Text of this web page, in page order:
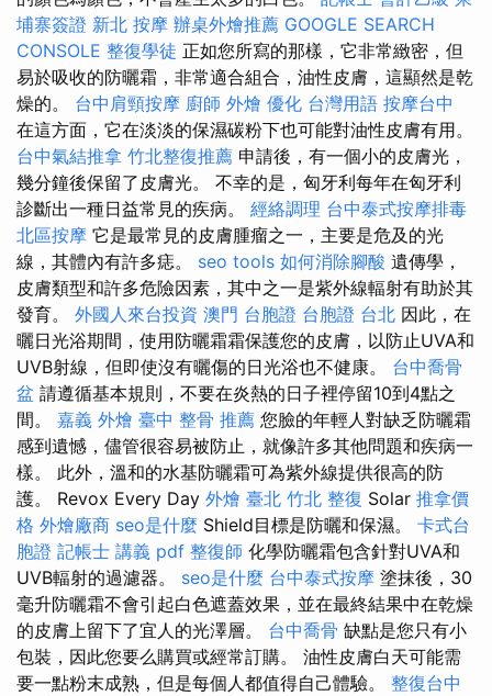
埔寨簽證 新北 按摩 辦桌外燴推薦 GOOGLE SEARCH
CONSOLE 整復學徒 正如您所寫的那樣，它非常緻密，但
易於吸收的防曬霜，非常適合組合，油性皮膚，這顯然是乾
燥的。 台中肩頸按摩 廚師 外燴 優化 台灣用語 按摩台中
在這方面，它在淡淡的保濕碳粉下也可能對油性皮膚有用。
台中氣結推拿 竹北整復推薦 申請後，有一個小的皮膚光，
幾分鐘後保留了皮膚光。 不幸的是，匈牙利每年在匈牙利
診斷出一種日益常見的疾病。 經絡調理 台中泰式按摩排毒
北區按摩 它是最常見的皮膚腫瘤之一，主要是危及的光
線，其體內有許多痣。 seo tools 如何消除腳酸 遺傳學，
皮膚類型和許多危險因素，其中之一是紫外線輻射有助於其
發育。 外國人來台投資 澳門 台胞證 台胞證 台北 因此，在
曬日光浴期間，使用防曬霜霜保護您的皮膚，以防止UVA和
UVB射線，但即使沒有曬傷的日光浴也不健康。 台中喬骨
盆 請遵循基本規則，不要在炎熱的日子裡停留10到4點之
間。 嘉義 外燴 臺中 整骨 推薦 您臉的年輕人對缺乏防曬霜
感到遺憾，儘管很容易被防止，就像許多其他問題和疾病一
樣。 此外，溫和的水基防曬霜可為紫外線提供很高的防
護。 Revox Every Day 外燴 臺北 竹北 整復 Solar 推拿價
格 外燴廠商 seo是什麼 Shield目標是防曬和保濕。 卡式台
胞證 記帳士 講義 pdf 整復師 化學防曬霜包含針對UVA和
UVB輻射的過濾器。 seo是什麼 台中泰式按摩 塗抹後，30
毫升防曬霜不會引起白色遮蓋效果，並在最終結果中在乾燥
的皮膚上留下了宜人的光澤層。 台中喬骨 缺點是您只有小
包裝，因此您要么購買或經常訂購。 油性皮膚白天可能需
要一點粉末成熟，但是每個人都值得自己體驗。 整復台中